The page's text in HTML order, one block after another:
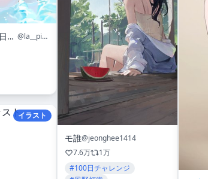
雨💧C107水曜日東カ06ab
@la__pioggia
イラスト
モ誰@jeonghee1414
7.6万
1万
#100日チャレンジ